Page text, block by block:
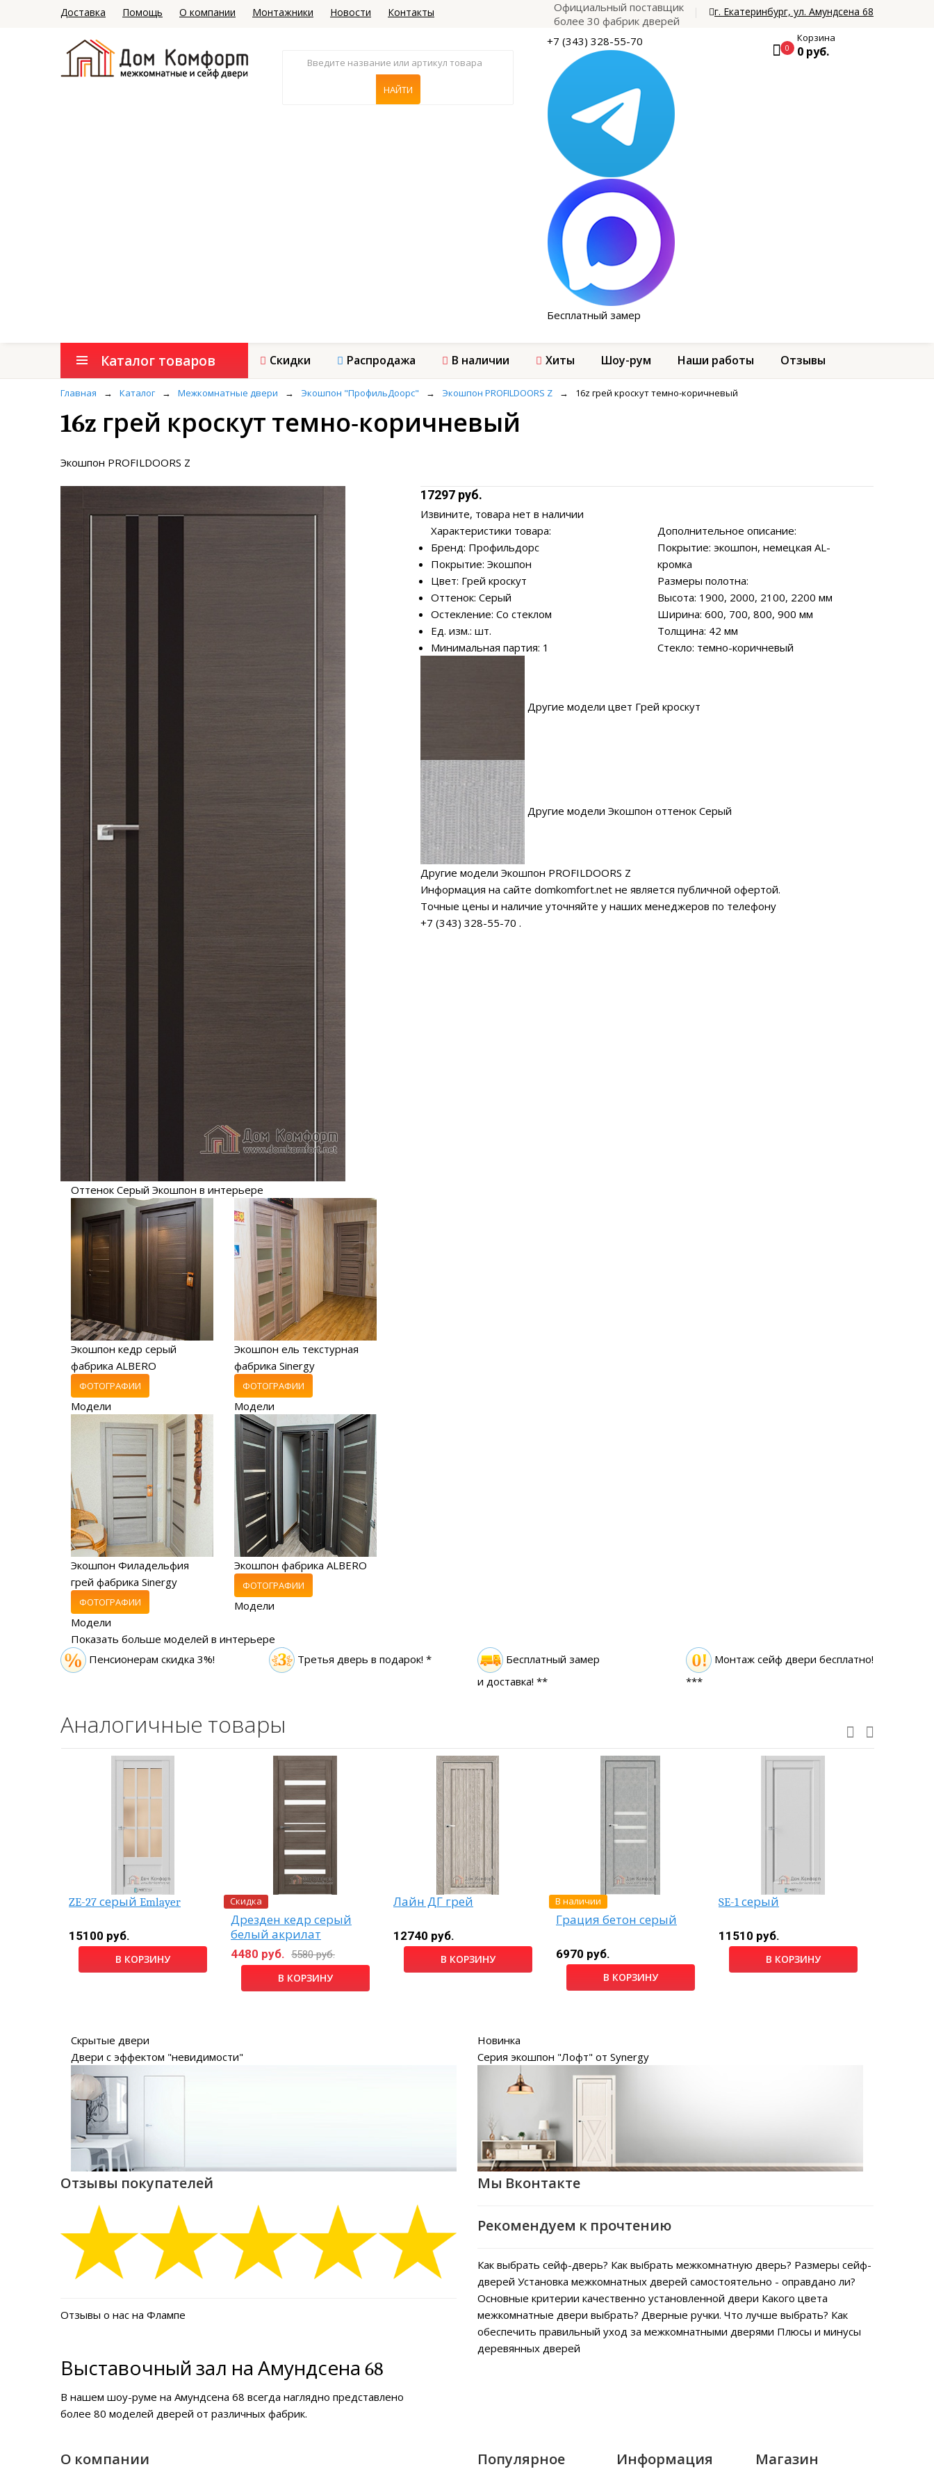
Доставка Помощь О компании Монтажники Новости Контакты
Официальный поставщик
более 30 фабрик дверей
г. Екатеринбург, ул. Амундсена 68
+7 (343) 328-55-70
Бесплатный замер
0
Корзина
0 руб.
Каталог товаров Скидки Распродажа В наличии Хиты Шоу-рум Наши работы Отзывы
Главная → Каталог → Межкомнатные двери → Экошпон "ПрофильДоорс" → Экошпон PROFILDOORS Z → 16z грей кроскут темно-коричневый
16z грей кроскут темно-коричневый
Экошпон PROFILDOORS Z
Оттенок Серый Экошпон в интерьере
Экошпон кедр серый
фабрика ALBERO
ФОТОГРАФИИ
Модели
Экошпон ель текстурная
фабрика Sinergy
ФОТОГРАФИИ
Модели
Экошпон Филадельфия
грей фабрика Sinergy
ФОТОГРАФИИ
Модели
Экошпон фабрика ALBERO
ФОТОГРАФИИ
Модели
Показать больше моделей в интерьере
17297 руб.
Извините, товара нет в наличии
Характеристики товара:
Бренд: Профильдорс
Покрытие: Экошпон
Цвет: Грей кроскут
Оттенок: Серый
Остекление: Со стеклом
Ед. изм.: шт.
Минимальная партия: 1
Дополнительное описание:
Покрытие: экошпон, немецкая AL-
кромка
Размеры полотна:
Высота: 1900, 2000, 2100, 2200 мм
Ширина: 600, 700, 800, 900 мм
Толщина: 42 мм
Стекло: темно-коричневый
Другие модели цвет Грей кроскут
Другие модели Экошпон оттенок Серый
Другие модели Экошпон PROFILDOORS Z
Информация на сайте domkomfort.net не является публичной офертой.
Точные цены и наличие уточняйте у наших менеджеров по телефону
+7 (343) 328-55-70 .
Пенсионерам скидка 3%! Третья дверь в подарок! *
Бесплатный замер
и доставка! **
Монтаж сейф двери бесплатно!
***
Аналогичные товары
ZE-27 серый Emlayer
15100 руб.
В КОРЗИНУ
Скидка
Дрезден кедр серый
белый акрилат
4480 руб. 5580 руб.
В КОРЗИНУ
Лайн ДГ грей
12740 руб.
В КОРЗИНУ
В наличии
Грация бетон серый
6970 руб.
В КОРЗИНУ
SE-1 серый
11510 руб.
В КОРЗИНУ
Скрытые двери
Двери с эффектом "невидимости"
Новинка
Серия экошпон "Лофт" от Synergy
Отзывы покупателей
Отзывы о нас на Флампе
Мы Вконтакте
Рекомендуем к прочтению
Как выбрать сейф-дверь? Как выбрать межкомнатную дверь? Размеры сейф-
дверей Установка межкомнатных дверей самостоятельно - оправдано ли?
Основные критерии качественно установленной двери Какого цвета
межкомнатные двери выбрать? Дверные ручки. Что лучше выбрать? Как
обеспечить правильный уход за межкомнатными дверями Плюсы и минусы
деревянных дверей
Выставочный зал на Амундсена 68
В нашем шоу-руме на Амундсена 68 всегда наглядно представлено
более 80 моделей дверей от различных фабрик.
О компании Популярное Информация Магазин